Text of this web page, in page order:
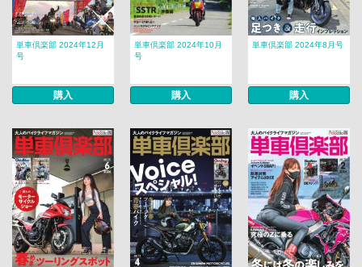
単車倶楽部 2024年12月
号
購入
単車倶楽部 2024年10月
号
購入
単車倶楽部 2024年8月号
購入